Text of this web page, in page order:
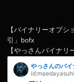
【バイナリーオプシ
引」bofx
【やっさんバイナリ